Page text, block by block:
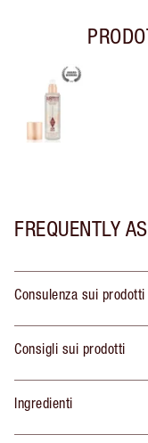
FREQUENTLY
Consulenza sui prodotti
Consigli sui prodotti
Ingredienti